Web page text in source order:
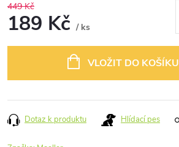
449 Kč
189 Kč / ks
VLOŽIT DO KOŠÍKU
Dotaz k produktu Hlídací pes